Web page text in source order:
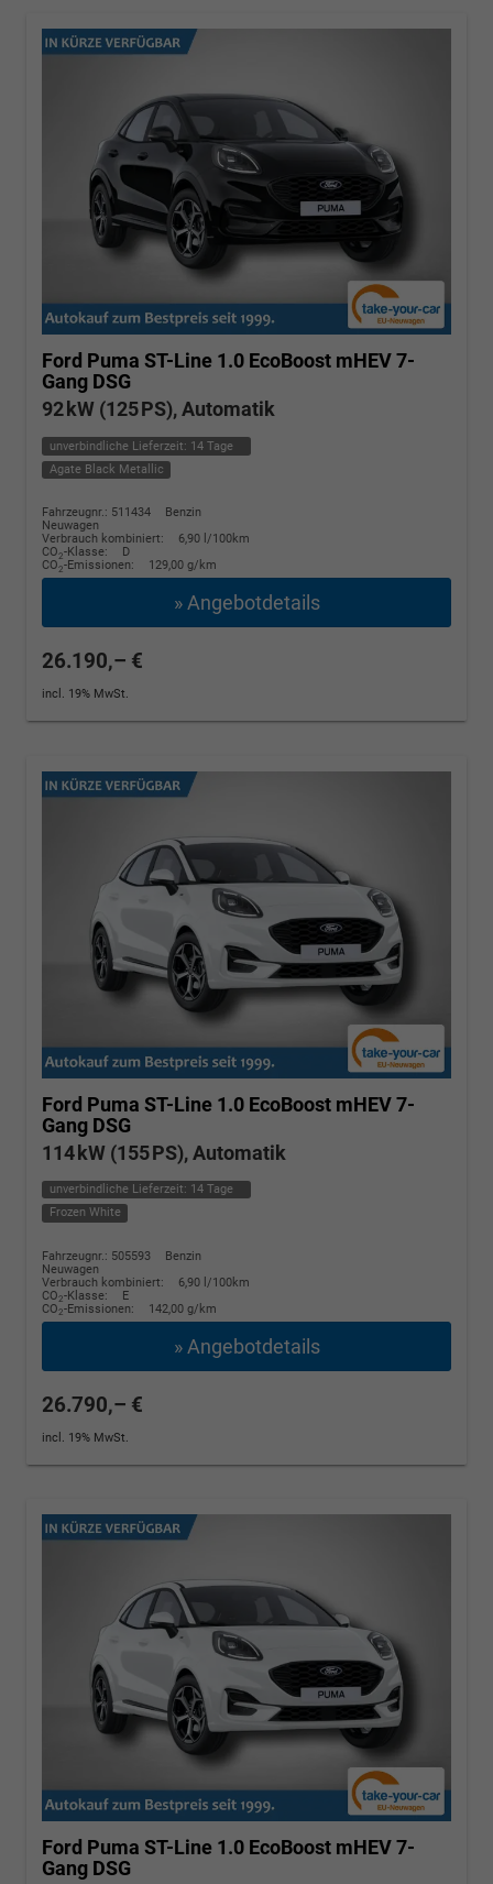
Ford Puma ST-Line 1.0 EcoBoost mHEV 7-
Gang DSG
92 kW (125 PS), Automatik
unverbindliche Lieferzeit: 14 Tage
Agate Black Metallic
Fahrzeugnr.: 511434
Benzin
Neuwagen
Verbrauch kombiniert:
6,90 l/100km
CO2-Klasse:
D
CO2-Emissionen: 129,00 g/km
» Angebotdetails
26.190,– €
incl. 19% MwSt.
Ford Puma ST-Line 1.0 EcoBoost mHEV 7-
Gang DSG
114 kW (155 PS), Automatik
unverbindliche Lieferzeit: 14 Tage
Frozen White
Fahrzeugnr.: 505593
Benzin
Neuwagen
Verbrauch kombiniert:
6,90 l/100km
CO2-Klasse:
E
CO2-Emissionen: 142,00 g/km
» Angebotdetails
26.790,– €
incl. 19% MwSt.
Ford Puma ST-Line 1.0 EcoBoost mHEV 7-
Gang DSG